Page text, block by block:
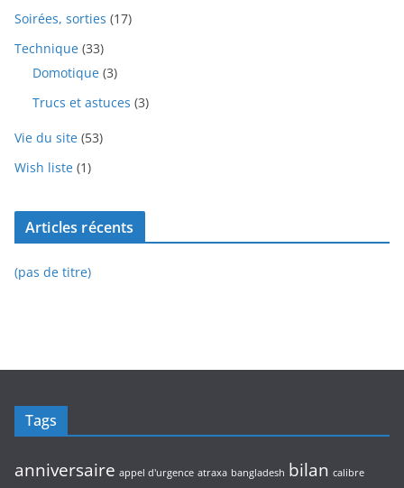
Soirées, sorties (17)
Technique (33)
Domotique (3)
Trucs et astuces (3)
Vie du site (53)
Wish liste (1)
Articles récents
(pas de titre)
Tags
anniversaire appel d'urgence atraxa bangladesh bilan calibre